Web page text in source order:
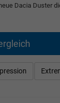
Dacia Duster